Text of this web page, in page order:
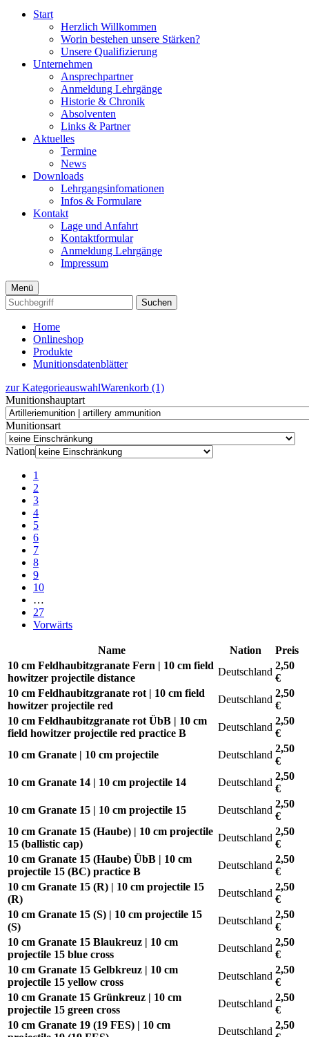
Start
Herzlich Willkommen
Worin bestehen unsere Stärken?
Unsere Qualifizierung
Unternehmen
Ansprechpartner
Anmeldung Lehrgänge
Historie & Chronik
Absolventen
Links & Partner
Aktuelles
Termine
News
Downloads
Lehrgangsinfomationen
Infos & Formulare
Kontakt
Lage und Anfahrt
Kontaktformular
Anmeldung Lehrgänge
Impressum
Menü
Suchen
Home
Onlineshop
Produkte
Munitionsdatenblätter
zur KategorieauswahlWarenkorb (1)
Munitionshauptart
Munitionsart
Nation
1
2
3
4
5
6
7
8
9
10
…
27
Vorwärts
Name Nation
Preis
10 cm Feldhaubitzgranate Fern | 10 cm field
howitzer projectile distance
Deutschland
2,50
€
10 cm Feldhaubitzgranate rot | 10 cm field
howitzer projectile red
Deutschland
2,50
€
10 cm Feldhaubitzgranate rot ÜbB | 10 cm
field howitzer projectile red practice B
Deutschland
2,50
€
10 cm Granate | 10 cm projectile
Deutschland
2,50
€
10 cm Granate 14 | 10 cm projectile 14
Deutschland
2,50
€
10 cm Granate 15 | 10 cm projectile 15
Deutschland
2,50
€
10 cm Granate 15 (Haube) | 10 cm projectile
15 (ballistic cap)
Deutschland
2,50
€
10 cm Granate 15 (Haube) ÜbB | 10 cm
projectile 15 (BC) practice B
Deutschland
2,50
€
10 cm Granate 15 (R) | 10 cm projectile 15
(R)
Deutschland
2,50
€
10 cm Granate 15 (S) | 10 cm projectile 15
(S)
Deutschland
2,50
€
10 cm Granate 15 Blaukreuz | 10 cm
projectile 15 blue cross
Deutschland
2,50
€
10 cm Granate 15 Gelbkreuz | 10 cm
projectile 15 yellow cross
Deutschland
2,50
€
10 cm Granate 15 Grünkreuz | 10 cm
projectile 15 green cross
Deutschland
2,50
€
10 cm Granate 19 (19 FES) | 10 cm
Deutschland
2,50